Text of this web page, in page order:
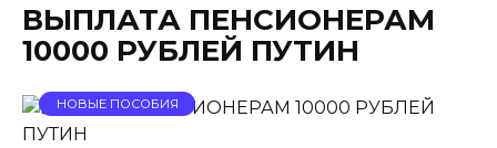
ВЫПЛАТА ПЕНСИОНЕРАМ
10000 РУБЛЕЙ ПУТИН
НОВЫЕ ПОСОБИЯ